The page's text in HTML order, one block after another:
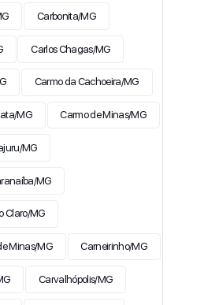
Carbonita/MG
Carlos Chagas/MG
Carmo da Cachoeira/MG
MG Carmo de Minas/MG
MG
MG
Claro/MG
Minas/MG Carneirinho/MG
Carvalhópolis/MG